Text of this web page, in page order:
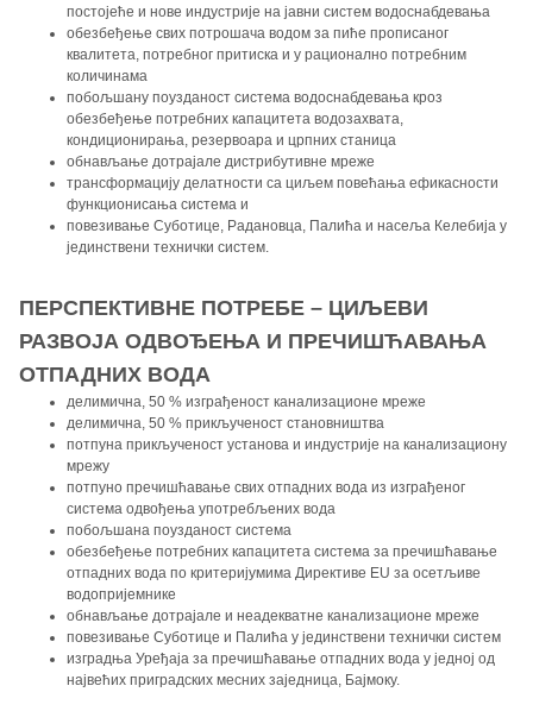
постојеће и нове индустрије на јавни систем водоснабдевања
обезбеђење свих потрошача водом за пиће прописаног
квалитета, потребног притиска и у рационално потребним
количинама
побољшану поузданост система водоснабдевања кроз
обезбеђење потребних капацитета водозахвата,
кондиционирања, резервоара и црпних станица
обнављање дотрајале дистрибутивне мреже
трансформацију делатности са циљем повећања ефикасности
функционисања система и
повезивање Суботице, Радановца, Палића и насеља Келебија у
јединствени технички систем.
ПЕРСПЕКТИВНЕ ПОТРЕБЕ – ЦИЉЕВИ
РАЗВОЈА ОДВОЂЕЊА И ПРЕЧИШЋАВАЊА
ОТПАДНИХ ВОДА
делимична, 50 % изграђеност канализационе мреже
делимична, 50 % прикљученост становништва
потпуна прикљученост установа и индустрије на канализациону
мрежу
потпуно пречишћавање свих отпадних вода из изграђеног
система одвођења употребљених вода
побољшана поузданост система
обезбеђење потребних капацитета система за пречишћавање
отпадних вода по критеријумима Директиве EU за осетљиве
водопријемнике
обнављање дотрајале и неадекватне канализационе мреже
повезивање Суботице и Палића у јединствени технички систем
изградња Уређаја за пречишћавање отпадних вода у једној од
највећих приградских месних заједница, Бајмоку.